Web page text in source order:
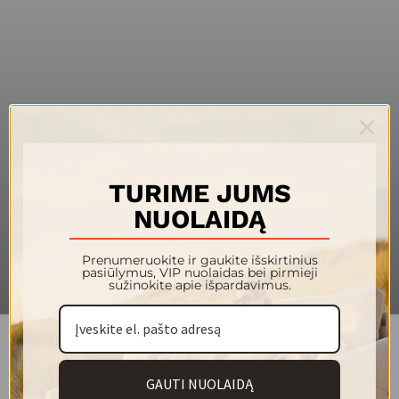
Sudėtis 100 % poliesteris
4/5
Plovimas 30 °
Jauki ir praktiška išskirtinio dizaino kolekcija ANGEL.
TURIME JUMS
NUOLAIDĄ
Prenumeruokite ir gaukite išskirtinius
pasiūlymus, VIP nuolaidas bei pirmieji
sužinokite apie išpardavimus.
GAUTI NUOLAIDĄ